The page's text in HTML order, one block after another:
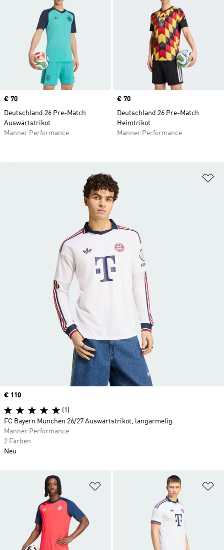
Price
€ 70
Deutschland 26 Pre-Match
Auswärtstrikot
Männer Performance
Price
€ 70
Deutschland 26 Pre-Match
Heimtrikot
Männer Performance
Zur Wunschliste hinzufügen
Price
€ 110
(1)
FC Bayern München 26/27 Auswärtstrikot, langärmelig
Männer Performance
2 Farben
Neu